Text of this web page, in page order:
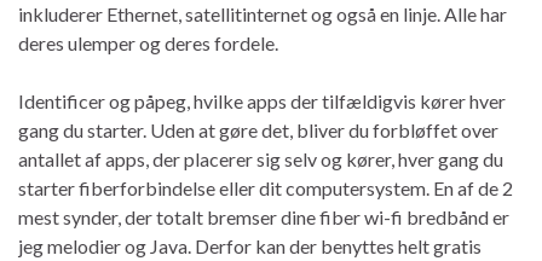
inkluderer Ethernet, satellitinternet og også en linje. Alle har
deres ulemper og deres fordele.
Identificer og påpeg, hvilke apps der tilfældigvis kører hver
gang du starter. Uden at gøre det, bliver du forbløffet over
antallet af apps, der placerer sig selv og kører, hver gang du
starter fiberforbindelse eller dit computersystem. En af de 2
mest synder, der totalt bremser dine fiber wi-fi bredbånd er
jeg melodier og Java. Derfor kan der benyttes helt gratis